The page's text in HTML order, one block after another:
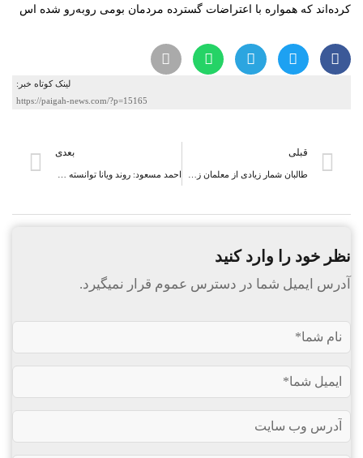
کرده‌اند که همواره با اعتراضات گسترده مردمان بومی روبه‌رو شده اس
لینک کوتاه خبر:
https://paigah-news.com/?p=15165
قبلی بعدی
نظر خود را وارد کنید
آدرس ایمیل شما در دسترس عموم قرار نمیگیرد.